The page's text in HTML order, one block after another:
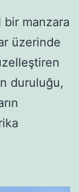
bir manzara
üzerinde
duruluğu,